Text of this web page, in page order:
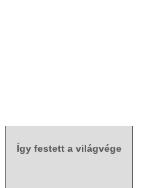
Így festett a világvége